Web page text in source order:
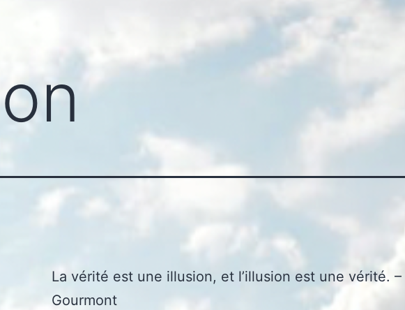
La vérité est une illusion, et l’illusion est une vérité. –
Gourmont